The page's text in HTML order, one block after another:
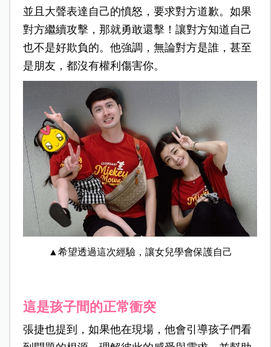
並且大聲表達自己的憤怒，要求對方道歉。如果
對方繼續攻擊，那就勇敢還擊！讓對方知道自己
也不是好欺負的。他強調，無論對方是誰，甚至
是朋友，都沒有權利傷害你。
▲ 希望透過這次經驗，讓女兒學會保護自己
這是孩子間的正常衝突
張捷也提到，如果他在現場，他會引導孩子們看